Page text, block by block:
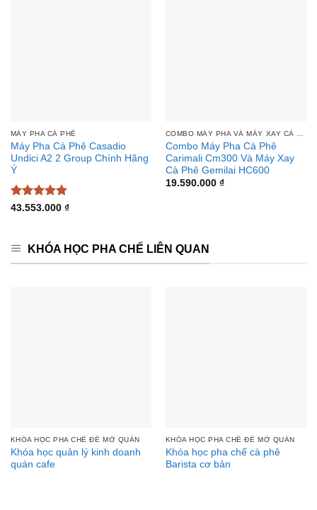
MÁY PHA CÀ PHÊ
Máy Pha Cà Phê Casadio
Undici A2 2 Group Chính Hãng
Ý
Được xếp
43.553.000 ₫
Combo Máy Pha Cà Phê
Carimali Cm300 Và Máy Xay
Cà Phê Gemilai HC600
19.590.000 ₫
KHÓA HỌC PHA CHẾ LIÊN QUAN
KHÓA HỌC PHA CHẾ ĐỂ MỞ QUÁN
Khóa học quản lý kinh doanh
quán cafe
KHÓA HỌC PHA CHẾ ĐỂ MỞ QUÁN
Khóa học pha chế cà phê
Barista cơ bản